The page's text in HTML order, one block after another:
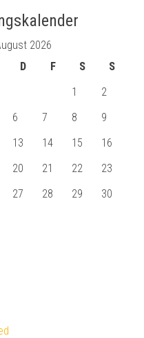
2026
D F S
S
1
2
6 7 8
9
13 14 15
16
20 21 22
23
27 28 29
30